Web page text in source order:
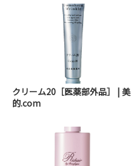
クリーム20［医薬部外品］ | 美
的.com